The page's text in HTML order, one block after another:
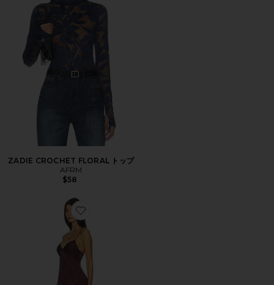
ZADIE CROCHET FLORAL トップ
AFRM
$58
Favorite CHRISTINA ドレス